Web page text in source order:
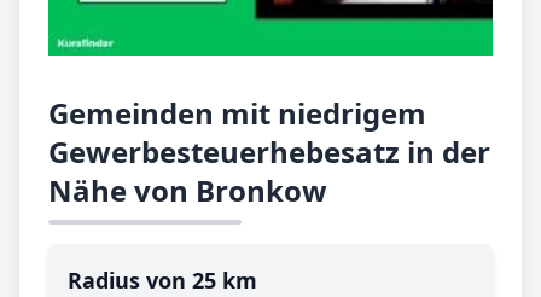
Gemeinden mit niedrigem
Gewerbesteuerhebesatz in der
Nähe von Bronkow
Radius von 25 km